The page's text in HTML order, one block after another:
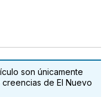
son únicamente
de El Nuevo